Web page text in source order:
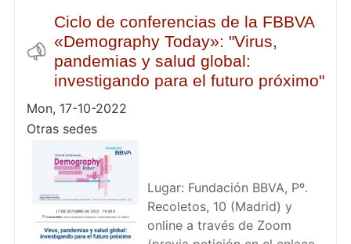
Ciclo de conferencias de la FBBVA
«Demography Today»: "Virus,
pandemias y salud global:
investigando para el futuro próximo"
Mon, 17-10-2022
Otras sedes
Lugar: Fundación BBVA, Pº.
Recoletos, 10 (Madrid) y
online a través de Zoom